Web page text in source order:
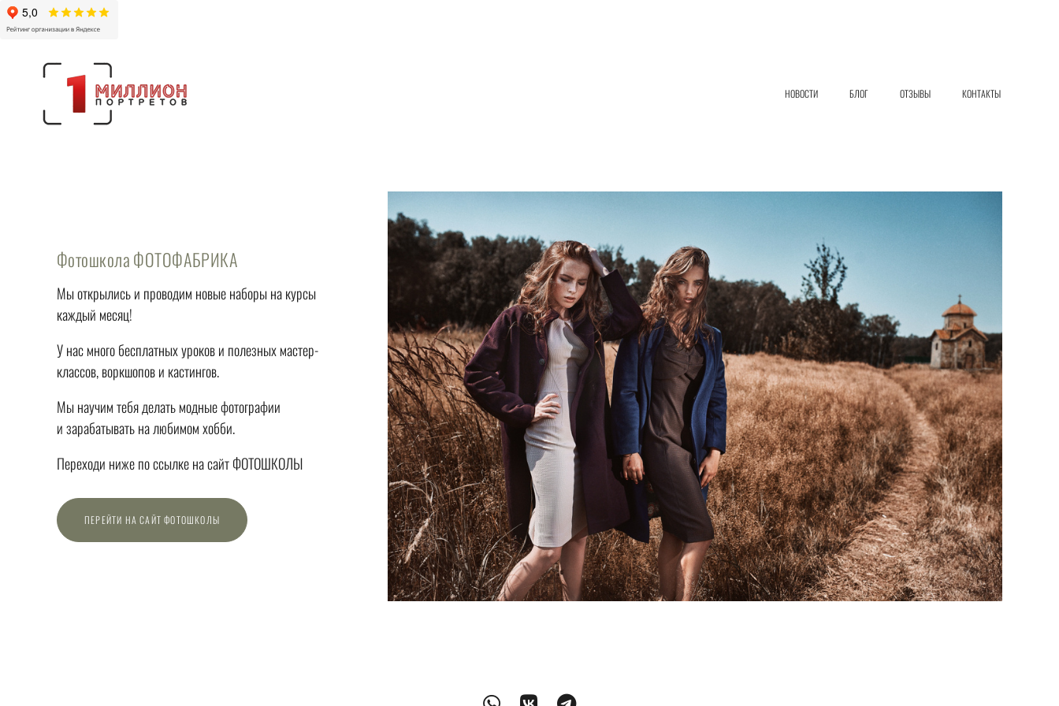
НОВОСТИ БЛОГ ОТЗЫВЫ КОНТАКТЫ
Фотошкола ФОТОФАБРИКА
Мы открылись и проводим новые наборы на курсы
каждый месяц!
У нас много бесплатных уроков и полезных мастер-
классов, воркшопов и кастингов.
Мы научим тебя делать модные фотографии
и зарабатывать на любимом хобби.
Переходи ниже по ссылке на сайт ФОТОШКОЛЫ
ПЕРЕЙТИ НА САЙТ ФОТОШКОЛЫ